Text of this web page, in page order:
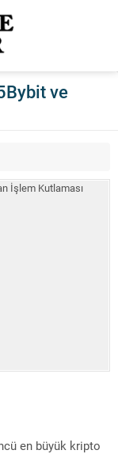
ve
en büyük kripto